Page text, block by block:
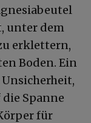
unter dem
erklettern,
Boden. Ein
Spanne
für